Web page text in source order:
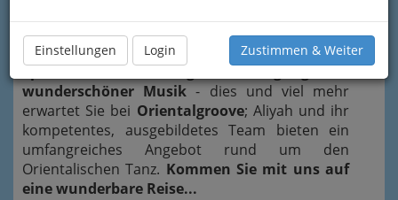
Einstellungen Login Zustimmen & Weiter
Spass, Fitness undelegante Bewegungenzu
wunderschöner Musik- dies und viel mehr
erwartet Sie bei Orientalgroove; Aliyah und ihr
kompetentes, ausgebildetes Team bieten ein
umfangreiches Angebot rund um den
Orientalischen Tanz. Kommen Sie mit uns auf
eine wunderbare Reise...